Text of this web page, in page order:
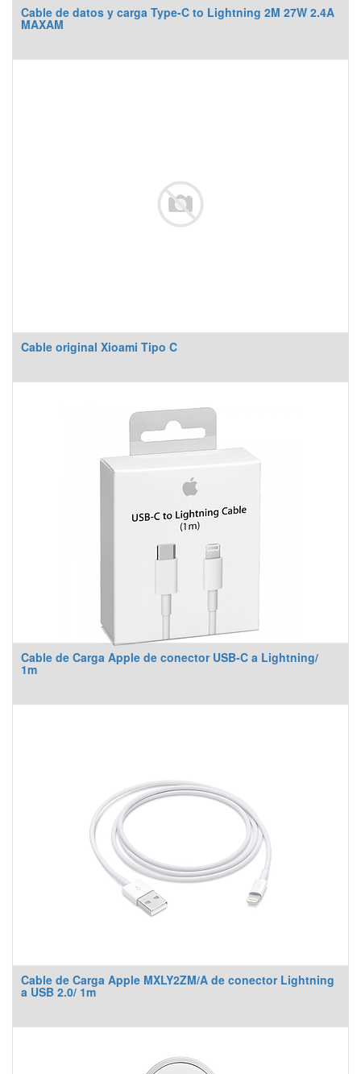
Cable de datos y carga Type-C to Lightning 2M 27W 2.4A
MAXAM
Cable original Xioami Tipo C
Cable de Carga Apple de conector USB-C a Lightning/
1m
Cable de Carga Apple MXLY2ZM/A de conector Lightning
a USB 2.0/ 1m